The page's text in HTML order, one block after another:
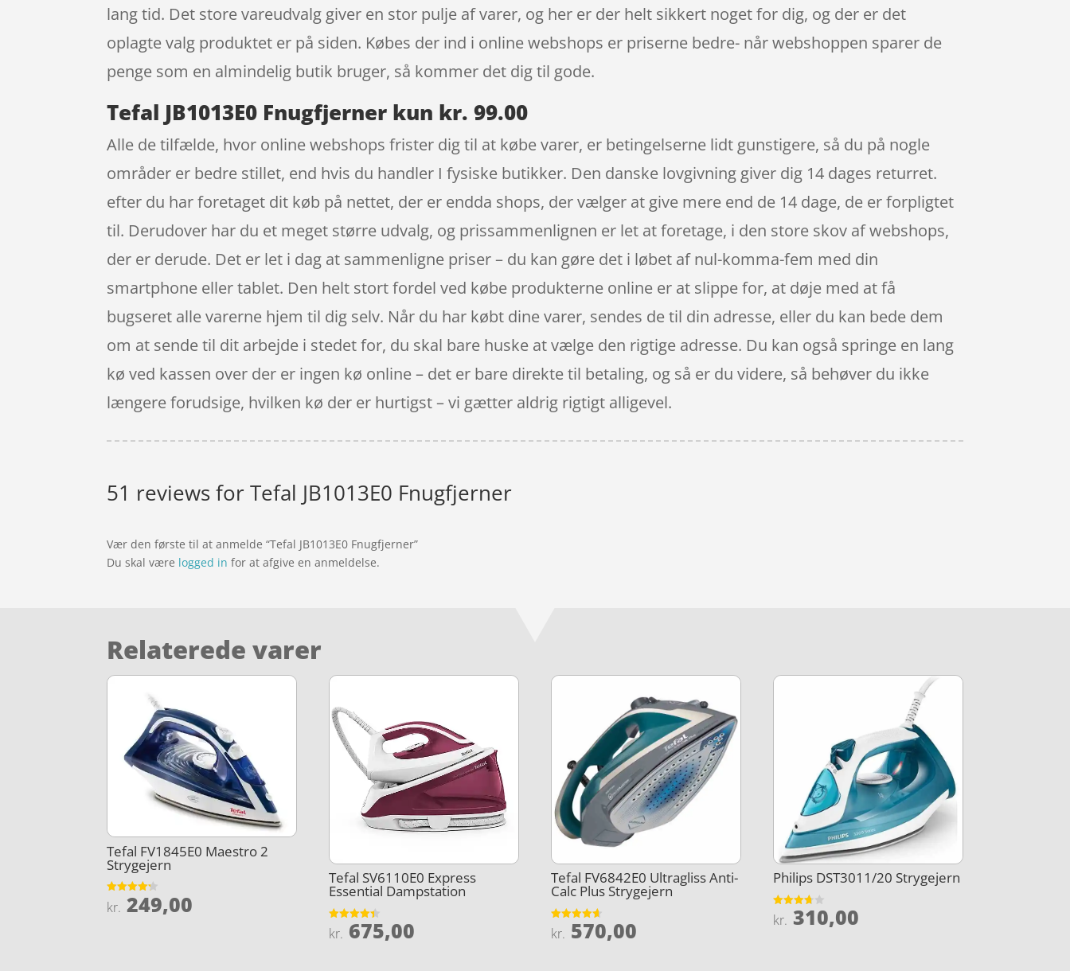
lang tid. Det store vareudvalg giver en stor pulje af varer, og her er der helt sikkert noget for dig, og der er det
oplagte valg produktet er på siden. Købes der ind i online webshops er priserne bedre- når webshoppen sparer de
penge som en almindelig butik bruger, så kommer det dig til gode.
Tefal JB1013E0 Fnugfjerner kun kr. 99.00
Alle de tilfælde, hvor online webshops frister dig til at købe varer, er betingelserne lidt gunstigere, så du på nogle
områder er bedre stillet, end hvis du handler I fysiske butikker. Den danske lovgivning giver dig 14 dages returret.
efter du har foretaget dit køb på nettet, der er endda shops, der vælger at give mere end de 14 dage, de er forpligtet
til. Derudover har du et meget større udvalg, og prissammenlignen er let at foretage, i den store skov af webshops,
der er derude. Det er let i dag at sammenligne priser – du kan gøre det i løbet af nul-komma-fem med din
smartphone eller tablet. Den helt stort fordel ved købe produkterne online er at slippe for, at døje med at få
bugseret alle varerne hjem til dig selv. Når du har købt dine varer, sendes de til din adresse, eller du kan bede dem
om at sende til dit arbejde i stedet for, du skal bare huske at vælge den rigtige adresse. Du kan også springe en lang
kø ved kassen over der er ingen kø online – det er bare direkte til betaling, og så er du videre, så behøver du ikke
længere forudsige, hvilken kø der er hurtigst – vi gætter aldrig rigtigt alligevel.
51 reviews forTefal JB1013E0 Fnugfjerner
Vær den første til at anmelde “Tefal JB1013E0 Fnugfjerner”
Du skal være logged in for at afgive en anmeldelse.
Relaterede varer
Tefal FV1845E0 Maestro 2
Strygejern
Vurderet
4.2
kr. 249,00
Tefal SV6110E0 Express
Essential Dampstation
Vurderet
4.4
kr. 675,00
Tefal FV6842E0 Ultragliss Anti-
Calc Plus Strygejern
Vurderet
4.6
kr. 570,00
Philips DST3011/20 Strygejern
Vurderet
3.7
kr. 310,00